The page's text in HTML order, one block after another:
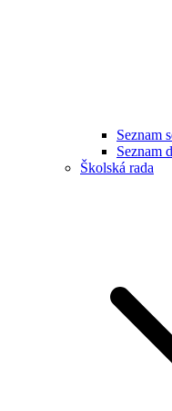
Seznam
Seznam
Školská rada